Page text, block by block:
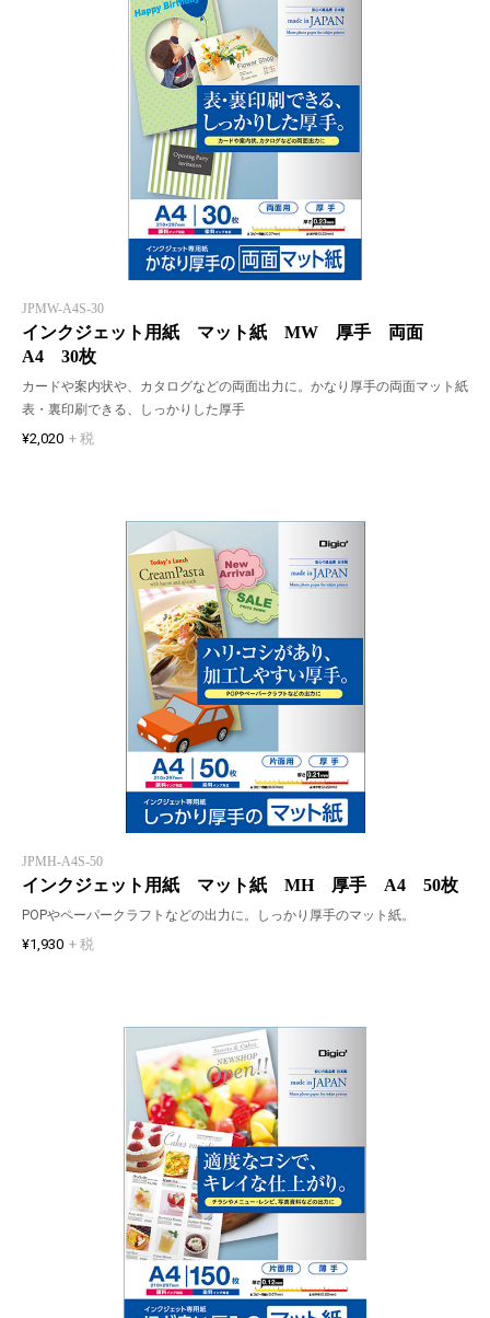
JPMW-A4S-30
インクジェット用紙 マット紙 MW 厚手 両面
A4 30枚
カードや案内状や、カタログなどの両面出力に。かなり厚手の両面マット紙
表・裏印刷できる、しっかりした厚手
¥2,020 + 税
JPMH-A4S-50
インクジェット用紙 マット紙 MH 厚手 A4 50枚
POPやペーパークラフトなどの出力に。しっかり厚手のマット紙。
¥1,930 + 税